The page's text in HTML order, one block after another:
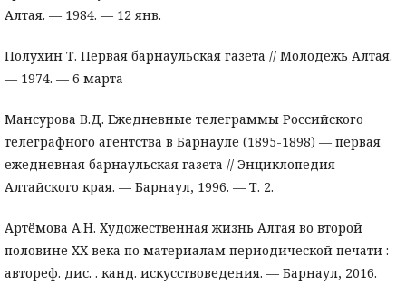
Алтая. — 1984. — 12 янв.
Полухин Т. Первая барнаульская газета // Молодежь Алтая.
— 1974. — 6 марта
Мансурова В.Д. Ежедневные телеграммы Российского
телеграфного агентства в Барнауле (1895-1898) — первая
ежедневная барнаульская газета // Энциклопедия
Алтайского края. — Барнаул, 1996. — Т. 2.
Артёмова А.Н. Художественная жизнь Алтая во второй
половине ХХ века по материалам периодической печати :
автореф. дис. . канд. искусствоведения. — Барнаул, 2016.